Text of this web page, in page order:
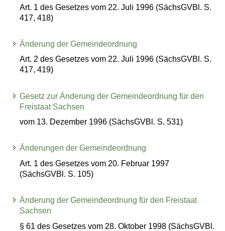
Art. 1 des Gesetzes vom 22. Juli 1996 (SächsGVBl. S.
417, 418)
Änderung der Gemeindeordnung
Art. 2 des Gesetzes vom 22. Juli 1996 (SächsGVBl. S.
417, 419)
Gesetz zur Änderung der Gemeindeordnung für den
Freistaat Sachsen
vom 13. Dezember 1996 (SächsGVBl. S. 531)
Änderungen der Gemeindeordnung
Art. 1 des Gesetzes vom 20. Februar 1997
(SächsGVBl. S. 105)
Änderung der Gemeindeordnung für den Freistaat
Sachsen
§ 61 des Gesetzes vom 28. Oktober 1998 (SächsGVBl.